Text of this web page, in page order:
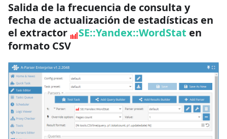
Salida de la frecuencia de consulta y
fecha de actualización de estadísticas en
el extractor
SE::Yandex::WordStat en
formato CSV